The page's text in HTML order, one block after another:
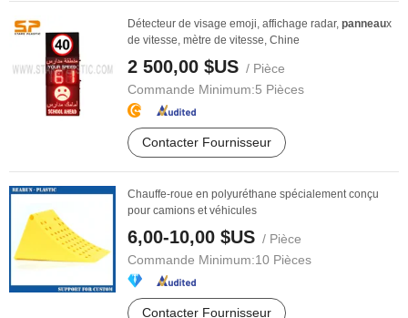
Détecteur de visage emoji, affichage radar, panneaux
de vitesse, mètre de vitesse, Chine
2 500,00 $US / Pièce
Commande Minimum:5 Pièces
Contacter Fournisseur
Chauffe-roue en polyuréthane spécialement conçu
pour camions et véhicules
6,00-10,00 $US / Pièce
Commande Minimum:10 Pièces
Contacter Fournisseur